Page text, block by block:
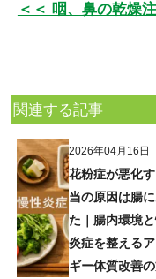
＜＜ 咽、鼻の乾燥
関連する記事
2026年04月16日
花粉症が悪化
当の原因は腸
た｜腸内環境
炎症を整える
ギー体質改善